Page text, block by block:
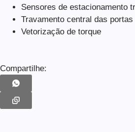
Sensores de estacionamento
Travamento central das portas
Vetorização de torque
Compartilhe: